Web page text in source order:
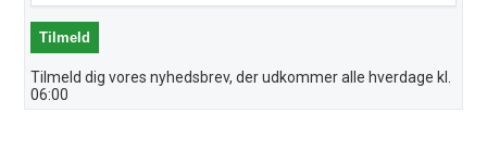
Tilmeld dig vores nyhedsbrev, der udkommer alle hverdage kl.
06:00